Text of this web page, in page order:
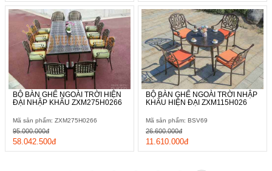
BỘ BÀN GHẾ NGOÀI TRỜI HIỆN
ĐẠI NHẬP KHẨU ZXM275H0266
Mã sản phẩm: ZXM275H0266
58.042.500đ
95.000.000đ
BỘ BÀN GHẾ NGOÀI TRỜI NHẬP
KHẨU HIỆN ĐẠI ZXM115H026
Mã sản phẩm: BSV69
11.610.000đ
26.600.000đ